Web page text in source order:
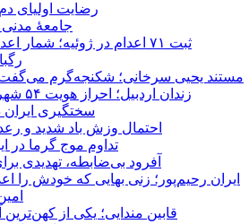
رضایت اولیای
جامعهٔ مدنی
ثبت ۷۱ اعدام در ژوئیه؛ شمار اعدام‌ها در سال ۲۰۲۶ به دست‌کم ۴۴۴ نفر رسید
مستند یحیی سرخانی؛ شکنجه‌گرم می‌گفت
زندان اردبیل؛ احراز هویت ۵۴ شهروند بازداشت‌شده در اعتراضات دی‌ماه ۱۴۰۴
سختگیری ایران
احتمال وزش باد شدید و
تداوم موج گرما در ایران؛ دمای
آفرود بی‌ضابطه، تهدیدی
ایران رحیم‌پور؛ زنی بهایی که خودش را
35
قابین مندایی؛ یکی از